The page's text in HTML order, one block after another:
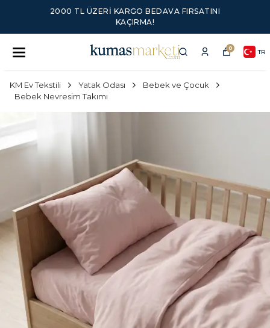
2000 TL ÜZERI KARGO BEDAVA FIRSATINI
KAÇIRMA!
0 TR
KM Ev Tekstili Yatak Odası
Bebek ve Çocuk
Bebek Nevresim Takımı